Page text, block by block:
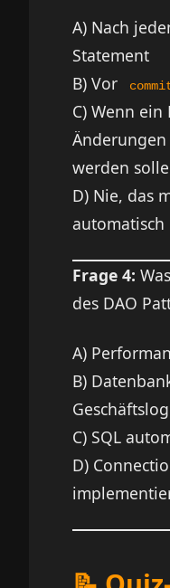
A) Nach
Statement
B) Vor
C) Wenn
werden
D) Nie, das
automatisch
Frage 4:
des DAO
A)
B)
C) SQL
D)